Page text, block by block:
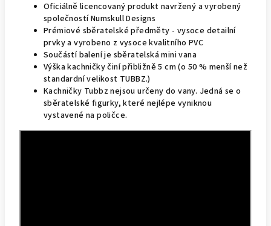
Oficiálně licencovaný produkt navržený a vyrobený
společností Numskull Designs
Prémiové sběratelské předměty - vysoce detailní
prvky a vyrobeno z vysoce kvalitního PVC
Součástí balení je sběratelská mini vana
Výška kachničky činí přibližně 5 cm (o 50 % menší než
standardní velikost TUBBZ.)
Kachničky Tubbz nejsou určeny do vany. Jedná se o
sběratelské figurky, které nejlépe vyniknou
vystavené na poličce.